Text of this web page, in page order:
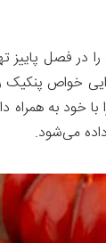
در فصل
خواص پنکیک
خود به همراه
می‌شود.